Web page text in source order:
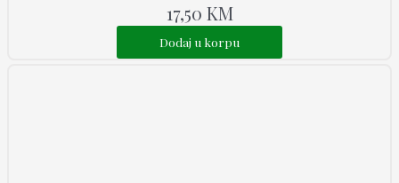
17,50 KM
Dodaj u korpu